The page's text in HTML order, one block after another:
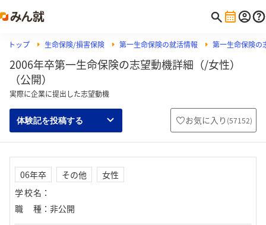
トップ 生命保険/損害保険 第一生命保険の就活情報 第一生命保険の
2006年卒第一生命保険の志望動機詳細（/女性）
（公開）
実際に企業に提出した志望動機
体験記を投稿する お気に入り (57152)
06年卒 その他
女性
学校名 ：
職種 ： 非公開